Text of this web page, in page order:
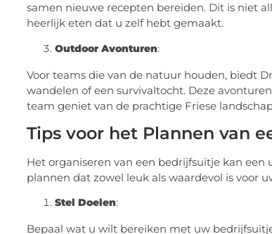
samen nieuwe recepten bereiden. Dit is niet
heerlijk eten dat u zelf hebt gemaakt.
Outdoor Avonturen:
Voor teams die van de natuur houden, biedt
wandelen of een survivaltocht. Deze
team geniet van de prachtige Friese
Tips voor het Plannen van
Het organiseren van een bedrijfsuitje kan
plannen dat zowel leuk als waardevol is voor
Stel Doelen:
Bepaal wat u wilt bereiken met uw